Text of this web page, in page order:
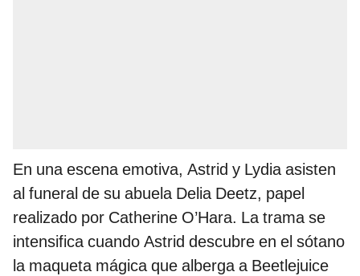
En una escena emotiva, Astrid y Lydia asisten
al funeral de su abuela Delia Deetz, papel
realizado por Catherine O’Hara. La trama se
intensifica cuando Astrid descubre en el sótano
la maqueta mágica que alberga a Beetlejuice